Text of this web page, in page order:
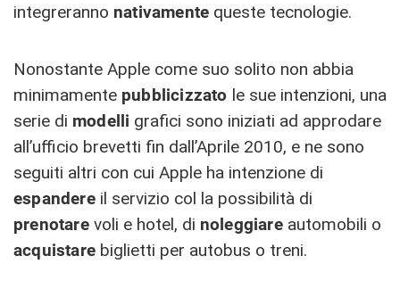
integreranno nativamente queste tecnologie.
Nonostante Apple come suo solito non abbia
minimamente pubblicizzato le sue intenzioni, una
serie di modelli grafici sono iniziati ad approdare
all’ufficio brevetti fin dall’Aprile 2010, e ne sono
seguiti altri con cui Apple ha intenzione di
espandereil servizio col la possibilità di
prenotarevoli e hotel, di noleggiareautomobili o
acquistare biglietti per autobus o treni.